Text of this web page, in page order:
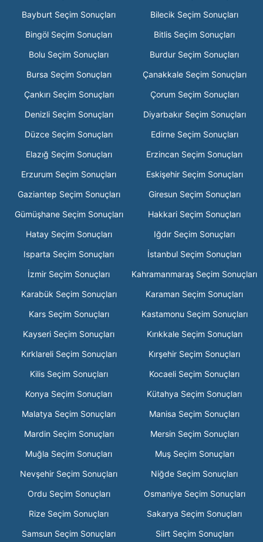
Bayburt Seçim Sonuçları
Bilecik Seçim Sonuçları
Bingöl Seçim Sonuçları
Bitlis Seçim Sonuçları
Bolu Seçim Sonuçları
Burdur Seçim Sonuçları
Bursa Seçim Sonuçları
Çanakkale Seçim Sonuçları
Çankırı Seçim Sonuçları
Çorum Seçim Sonuçları
Denizli Seçim Sonuçları
Diyarbakır Seçim Sonuçları
Düzce Seçim Sonuçları
Edirne Seçim Sonuçları
Elazığ Seçim Sonuçları
Erzincan Seçim Sonuçları
Erzurum Seçim Sonuçları
Eskişehir Seçim Sonuçları
Gaziantep Seçim Sonuçları
Giresun Seçim Sonuçları
Gümüşhane Seçim Sonuçları
Hakkari Seçim Sonuçları
Hatay Seçim Sonuçları
Iğdır Seçim Sonuçları
Isparta Seçim Sonuçları
İstanbul Seçim Sonuçları
İzmir Seçim Sonuçları
Kahramanmaraş Seçim Sonuçları
Karabük Seçim Sonuçları
Karaman Seçim Sonuçları
Kars Seçim Sonuçları
Kastamonu Seçim Sonuçları
Kayseri Seçim Sonuçları
Kırıkkale Seçim Sonuçları
Kırklareli Seçim Sonuçları
Kırşehir Seçim Sonuçları
Kilis Seçim Sonuçları
Kocaeli Seçim Sonuçları
Konya Seçim Sonuçları
Kütahya Seçim Sonuçları
Malatya Seçim Sonuçları
Manisa Seçim Sonuçları
Mardin Seçim Sonuçları
Mersin Seçim Sonuçları
Muğla Seçim Sonuçları
Muş Seçim Sonuçları
Nevşehir Seçim Sonuçları
Niğde Seçim Sonuçları
Ordu Seçim Sonuçları
Osmaniye Seçim Sonuçları
Rize Seçim Sonuçları
Sakarya Seçim Sonuçları
Samsun Seçim Sonuçları
Siirt Seçim Sonuçları